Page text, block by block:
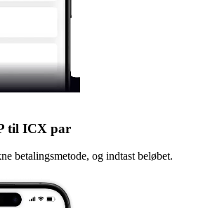
til ICX par
betalingsmetode, og indtast beløbet.